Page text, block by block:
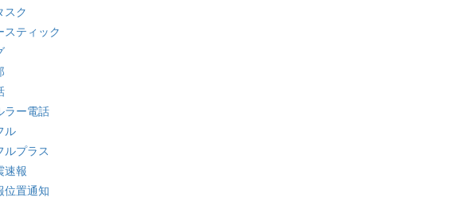
スク
スティック
ラー電話
ル
ルプラス
速報
位置通知